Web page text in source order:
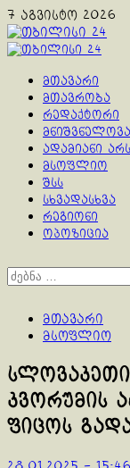
Skip
to
content
7 აგვისტო 2026
Primary
მთავარი
მთავრობა
რედაქტორი
ადამიანი
მსოფლიო
შსს
სხვადასხვა
რეგიონი
ოპოზიცია
ძებნა:
მთავარი
მსოფლიო
კვორუმის
ფიცოს